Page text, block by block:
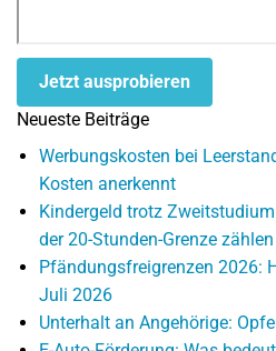
Jetzt ausprobieren
Neueste Beiträge
Werbungskosten bei
Kosten anerkennt
Kindergeld trotz
der 20-Stunden-Grenze zählen
Pfändungsfreigrenzen 2026:
Juli 2026
Unterhalt an Angehörige: